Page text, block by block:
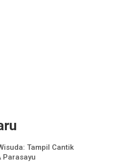
Tampil Cantik
Parasayu